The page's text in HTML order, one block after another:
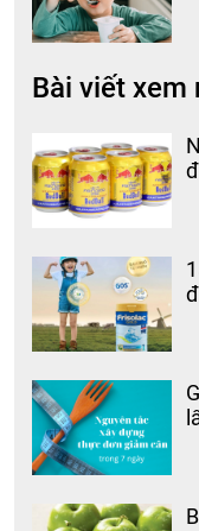
Bài viết xem